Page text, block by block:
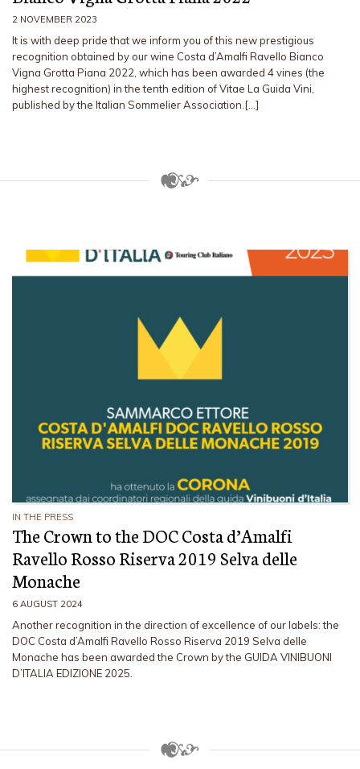
2 NOVEMBER 2023
It is with deep pride that we inform you of this new prestigious
recognition obtained by our wine Costa d’Amalfi Ravello Bianco
Vigna Grotta Piana 2022, which has been awarded 4 vines (the
highest recognition) in the tenth edition of Vitae La Guida Vini,
published by the Italian Sommelier Association.[…]
IN THE PRESS
The Crown to the DOC Costa d’Amalfi
Ravello Rosso Riserva 2019 Selva delle
Monache
6 AUGUST 2024
Another recognition in the direction of excellence of our labels: the
DOC Costa d’Amalfi Ravello Rosso Riserva 2019 Selva delle
Monache has been awarded the Crown by the GUIDA VINIBUONI
D’ITALIA EDIZIONE 2025.